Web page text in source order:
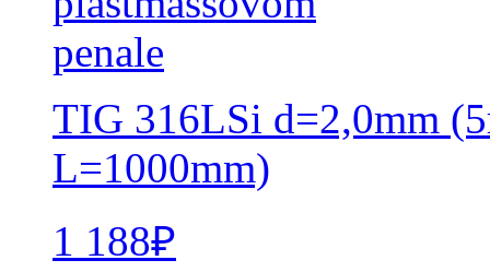
TIG 316LSi d=2,0mm
L=1000mm)
1 188₽